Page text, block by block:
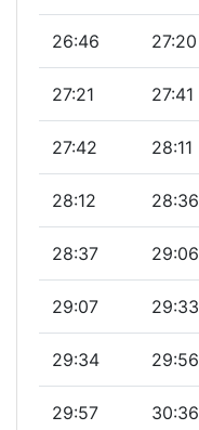
26:46 27:20
27:21 27:41
27:42 28:11
28:12 28:36
28:37 29:06
29:07 29:33
29:34 29:56
29:57 30:36